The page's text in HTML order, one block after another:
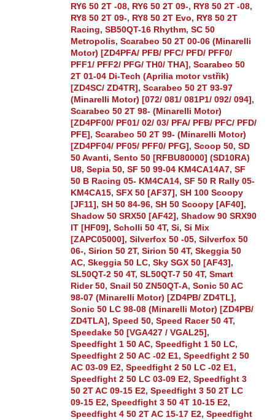
RY6 50 2T -08, RY6 50 2T 09-, RY8 50 2T -08,
RY8 50 2T 09-, RY8 50 2T Evo, RY8 50 2T
Racing, SB50QT-16 Rhythm, SC 50
Metropolis, Scarabeo 50 2T 00-06 (Minarelli
Motor) [ZD4PFA/ PFB/ PFC/ PFD/ PFF0/
PFF1/ PFF2/ PFG/ TH0/ THA], Scarabeo 50
2T 01-04 Di-Tech (Aprilia motor vstřik)
[ZD4SC/ ZD4TR], Scarabeo 50 2T 93-97
(Minarelli Motor) [072/ 081/ 081P1/ 092/ 094],
Scarabeo 50 2T 98- (Minarelli Motor)
[ZD4PF00/ PF01/ 02/ 03/ PFA/ PFB/ PFC/ PFD/
PFE], Scarabeo 50 2T 99- (Minarelli Motor)
[ZD4PF04/ PF05/ PFF0/ PFG], Scoop 50, SD
50 Avanti, Sento 50 [RFBU80000] (SD10RA)
U8, Sepia 50, SF 50 99-04 KM4CA14A7, SF
50 B Racing 05- KM4CA14, SF 50 R Rally 05-
KM4CA15, SFX 50 [AF37], SH 100 Scoopy
[JF11], SH 50 84-96, SH 50 Scoopy [AF40],
Shadow 50 SRX50 [AF42], Shadow 90 SRX90
IT [HF09], Scholli 50 4T, Si, Si Mix
[ZAPC05000], Silverfox 50 -05, Silverfox 50
06-, Sirion 50 2T, Sirion 50 4T, Skeggia 50
AC, Skeggia 50 LC, Sky SGX 50 [AF43],
SL50QT-2 50 4T, SL50QT-7 50 4T, Smart
Rider 50, Snail 50 ZN50QT-A, Sonic 50 AC
98-07 (Minarelli Motor) [ZD4PB/ ZD4TL],
Sonic 50 LC 98-08 (Minarelli Motor) [ZD4PB/
ZD4TLA], Speed 50, Speed Racer 50 4T,
Speedake 50 [VGA427 / VGAL25],
Speedfight 1 50 AC, Speedfight 1 50 LC,
Speedfight 2 50 AC -02 E1, Speedfight 2 50
AC 03-09 E2, Speedfight 2 50 LC -02 E1,
Speedfight 2 50 LC 03-09 E2, Speedfight 3
50 2T AC 09-15 E2, Speedfight 3 50 2T LC
09-15 E2, Speedfight 3 50 4T 10-15 E2,
Speedfight 4 50 2T AC 15-17 E2, Speedfight